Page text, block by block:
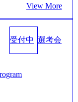
2026年8月10
は、厳正なる審査
了承ください。
会社説明会終了
します。 ※参加
査をご受検いた
、そして適性や
プラダ：ラグ
product-customizati
（ストラテ
：初のオンライン
media/so
事例を実現 (http
追求にも貢献 NE
NECのグループ会
つ約6,000名を超
製造、流通、エネ
No.1を誇り、全
、日本国内企業
View More
受付中 選考会